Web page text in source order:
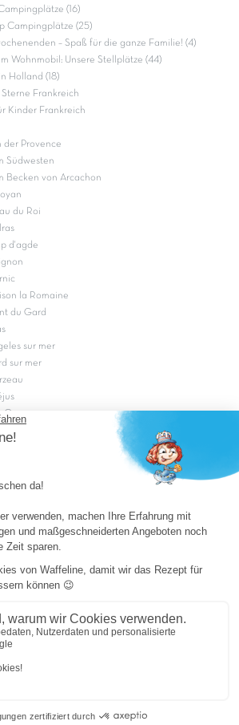
(16)
Campingplätze (25)
– Spaß für die ganze Familie! (4)
Wohnmobil: Unsere Stellplätze (44)
Holland (18)
Frankreich
Kinder Frankreich
der Provence
Südwesten
Becken von Arcachon
du Roi
d'agde
la Romaine
du Gard
sur mer
sur mer
der CÃ©vÃ¨nnes
2026 ©
und Datenschutz